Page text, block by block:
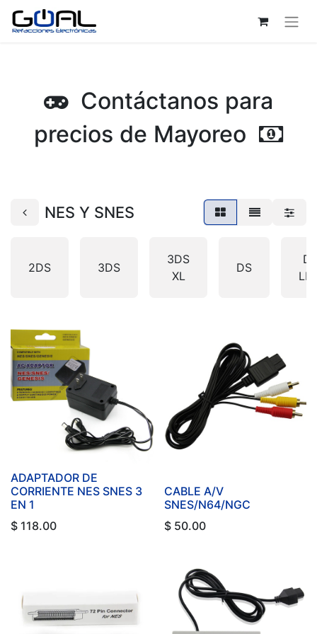
Contáctanos para
precios de Mayoreo
NES Y SNES
2DS 3DS
3DS
XL
DS
ADAPTADOR DE
CORRIENTE NES SNES 3
EN 1
$ 118.00
CABLE A/V
SNES/N64/NGC
$ 50.00